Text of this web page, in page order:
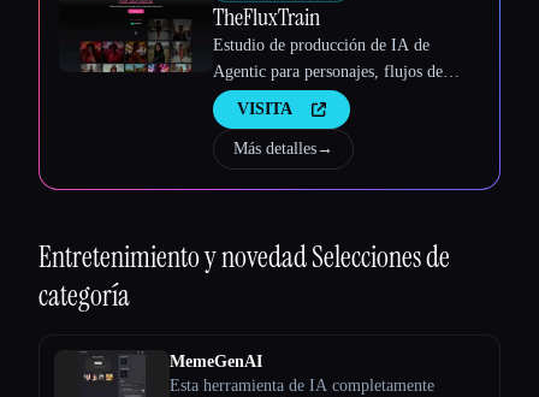
Esc
TheFluxTrain
Estudio de producción de IA de
Agentic para personajes, flujos de
trabajo y vídeos coherentes
VISITA
Más detalles→
Entretenimiento y novedadSelecciones de
categoría
MemeGenAI
Esta herramienta de IA completamente